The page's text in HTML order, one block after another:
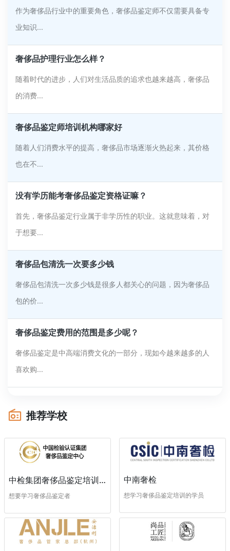
作为奢侈品行业中的重要角色，奢侈品鉴定师不仅需要具备专
业知识...
奢侈品护理行业怎么样？
随着时代的进步，人们对生活品质的追求也越来越高，奢侈品
的消费...
奢侈品鉴定师培训机构哪家好
随着人们消费水平的提高，奢侈品市场逐渐火热起来，其价格
也在不...
没有学历能考奢侈品鉴定资格证嘛？
首先，奢侈品鉴定行业属于非学历性的职业。这就意味着，对
于想要...
奢侈品包清洗一次要多少钱
奢侈品包清洗一次多少钱是很多人都关心的问题，因为奢侈品
包的价...
奢侈品鉴定费用的范围是多少呢？
奢侈品鉴定是中高端消费文化的一部分，现如今越来越多的人
喜欢购...
推荐学校
中检集团奢侈品鉴定培训中心
想要学习奢侈品鉴定者
中南奢检
想学习奢侈品鉴定培训的学员